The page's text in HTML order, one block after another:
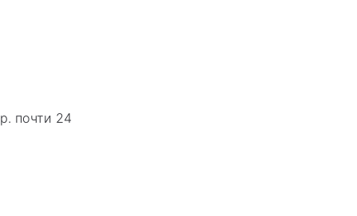
почти 24